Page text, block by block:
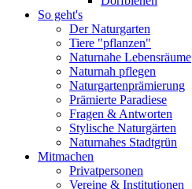
So geht's
Der Naturgarten
Tiere "pflanzen"
Naturnahe Lebensräume
Naturnah pflegen
Naturgartenprämierung
Prämierte Paradiese
Fragen & Antworten
Stylische Naturgärten
Naturnahes Stadtgrün
Mitmachen
Privatpersonen
Vereine & Institutionen